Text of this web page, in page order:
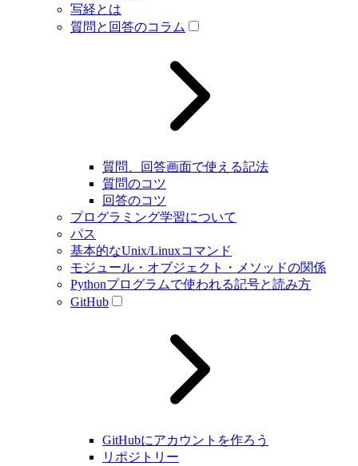
写経とは
質問と回答のコラム
質問、回答画面で使える記法
質問のコツ
回答のコツ
プログラミング学習について
パス
基本的なUnix/Linuxコマンド
モジュール・オブジェクト・メソッドの関係
Pythonプログラムで使われる記号と読み方
GitHub
GitHubにアカウントを作ろう
リポジトリー